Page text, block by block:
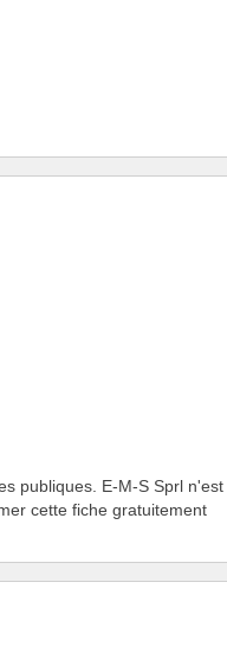
publiques. E-M-S Sprl n'est
cette fiche gratuitement